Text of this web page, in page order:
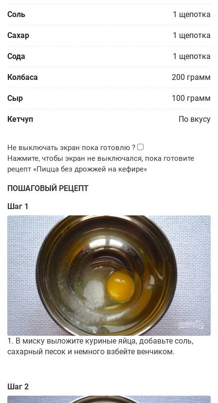
Соль 1 щепотка
Сахар 1 щепотка
Сода 1 щепотка
Колбаса 200 грамм
Сыр 100 грамм
Кетчуп По вкусу
ПОШАГОВЫЙ РЕЦЕПТ
Шаг 1
1. В миску выложите куриные яйца, добавьте соль,
сахарный песок и немного взбейте венчиком.
Шаг 2